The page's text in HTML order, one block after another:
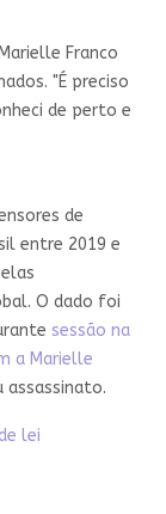
Franco
"É preciso
de perto e
de
entre 2019 e
O dado foi
sessão na
a Marielle
assassinato.
lei